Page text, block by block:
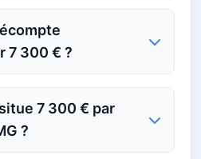
7 300 € ?
?